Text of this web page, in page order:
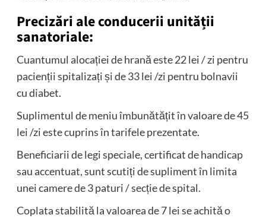
Precizări ale conducerii unității
sanatoriale:
Cuantumul alocației de hrană este 22 lei / zi pentru
pacienții spitalizați și de 33 lei /zi pentru bolnavii
cu diabet.
Suplimentul de meniu îmbunătățit în valoare de 45
lei /zi este cuprins în tarifele prezentate.
Beneficiarii de legi speciale, certificat de handicap
sau accentuat, sunt scutiți de supliment în limita
unei camere de 3 paturi / secție de spital.
Coplata stabilită la valoarea de 7 lei se achită o